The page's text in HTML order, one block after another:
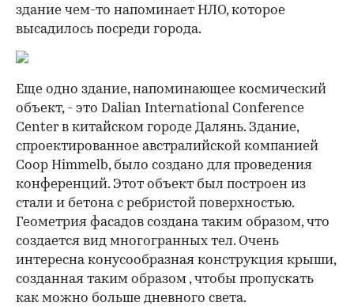
здание чем-то напоминает НЛО, которое
высадилось посреди города.
Еще одно здание, напоминающее космический
объект, - это Dalian International Conference
Center в китайском городе Далянь. Здание,
спроектированное австралийской компанией
Coop Himmelb, было создано для проведения
конференций. Этот объект был построен из
стали и бетона с ребристой поверхностью.
Геометрия фасадов создана таким образом, что
создается вид многогранных тел. Очень
интересна конусообразная конструкция крыши,
созданная таким образом , чтобы пропускать
как можно больше дневного света.